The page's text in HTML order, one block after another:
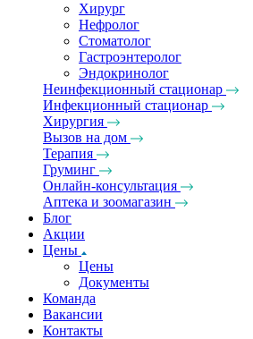
Хирург
Нефролог
Стоматолог
Гастроэнтеролог
Эндокринолог
Неинфекционный стационар
Инфекционный стационар
Хирургия
Вызов на дом
Терапия
Груминг
Онлайн-консультация
Аптека и зоомагазин
Блог
Акции
Цены
Цены
Документы
Команда
Вакансии
Контакты